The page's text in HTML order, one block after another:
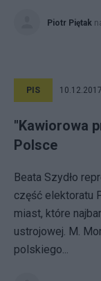
Piotr Piętak
PIS
"Kawiorowa
Polsce
Beata Szydło
część elektoratu
miast, które
ustrojowej. M.
polskiego...